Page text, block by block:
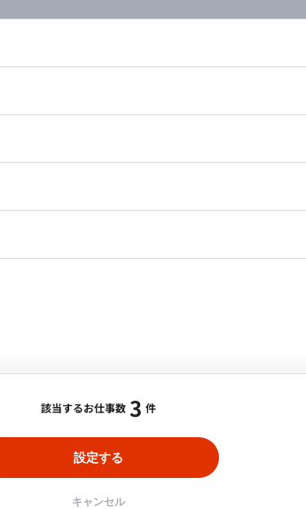
析 ・各種データ計測ツールを用い
の情報収集 （将来的にお任せし
新規広告媒体の選定と導入 ・代理
化 ■チーム体制 マー
ー間で密にコミュニケーションを
の意思疎通や戦略のすり合わせを
将来的には戦略立案や予算策定な
て ・稼
ーク可 ※応相談）
東京テレポート駅】運用業
ディレクション, データ分析
LINE等）への素材・テキスト入稿
進めていただきます。開発チーム
って自走していただきます。基本
ルブランドのEC・SNS運営
最低稼働日数：
ート
AIエンジニア・機械学習エンジニア
該当するお仕事数 3 件
設定する
キャンセル